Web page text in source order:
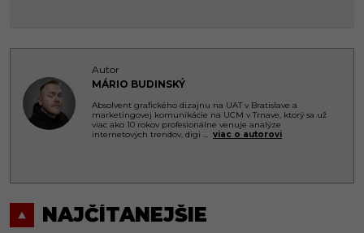
Autor
MÁRIO BUDINSKÝ
Absolvent grafického dizajnu na UAT v Bratislave a
marketingovej komunikácie na UCM v Trnave, ktorý sa už
viac ako 10 rokov profesionálne venuje analýze
internetových trendov, digi ... viac o autorovi
NAJČÍTANEJŠIE